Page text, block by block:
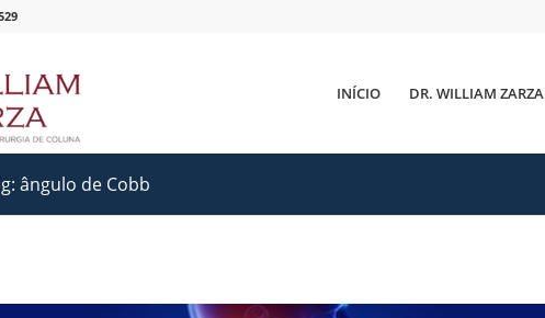
INÍCIO DR. WILLIAM ZARZA
ângulo de Cobb